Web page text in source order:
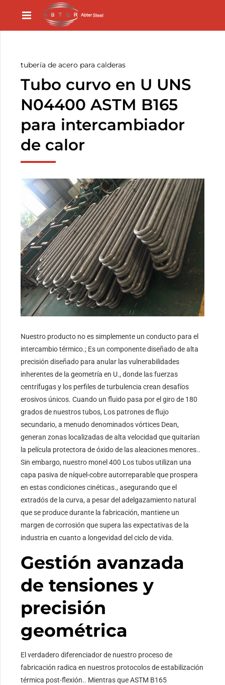
tubería de acero para calderas
Tubo curvo en U UNS
N04400 ASTM B165
para intercambiador
de calor
Nuestro producto no es simplemente un conducto para el
intercambio térmico.; Es un componente diseñado de alta
precisión diseñado para anular las vulnerabilidades
inherentes de la geometría en U., donde las fuerzas
centrífugas y los perfiles de turbulencia crean desafíos
erosivos únicos. Cuando un fluido pasa por el giro de 180
grados de nuestros tubos, Los patrones de flujo
secundario, a menudo denominados vórtices Dean,
generan zonas localizadas de alta velocidad que quitarían
la película protectora de óxido de las aleaciones menores..
Sin embargo, nuestro monel 400 Los tubos utilizan una
capa pasiva de níquel-cobre autorreparable que prospera
en estas condiciones cinéticas., asegurando que el
extradós de la curva, a pesar del adelgazamiento natural
que se produce durante la fabricación, mantiene un
margen de corrosión que supera las expectativas de la
industria en cuanto a longevidad del ciclo de vida.
Gestión avanzada
de tensiones y
precisión
geométrica
El verdadero diferenciador de nuestro proceso de
fabricación radica en nuestros protocolos de estabilización
térmica post-flexión.. Mientras que ASTM B165